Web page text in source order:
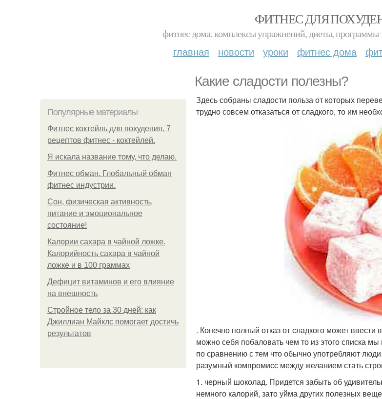
ФИТНЕС ДЛЯ
фитнес дома. комплексы упражнений, диеты, программы
главная новости уроки фитнес дома
Какие сладости полезны?
Популярные материалы
Фитнес коктейль для похудения. 7
рецептов фитнес - коктейлей.
Я искала название тому, что делаю.
Фитнес обман. Глобальный обман
фитнес индустрии.
Сон, физическая активность,
питание и эмоциональное
состояние!
Калории сахара в чайной ложке.
Калорийность сахара в чайной
ложке и в 100 граммах
Дефицит витаминов и его влияние
на внешность
Стройное тело за 30 дней: как
Джиллиан Майклс помогает достичь
результатов
Здесь собраны сладости польза от которых
трудно совсем отказаться от сладкого, то им
. Конечно полный отказ от сладкого может
можно себя побаловать чем то из этого списка
по сравнению с тем что обычно употребляют
разумный компромисс между желанием стать
1. черный шоколад. Придется забыть об
немного калорий, зато уйма других полезных